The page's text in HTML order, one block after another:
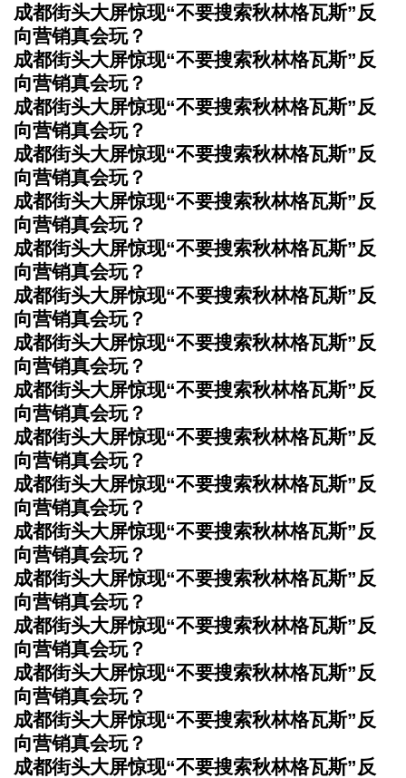
成都街头大屏惊现“不要搜索秋林格瓦斯”反
向营销真会玩？
成都街头大屏惊现“不要搜索秋林格瓦斯”反
向营销真会玩？
成都街头大屏惊现“不要搜索秋林格瓦斯”反
向营销真会玩？
成都街头大屏惊现“不要搜索秋林格瓦斯”反
向营销真会玩？
成都街头大屏惊现“不要搜索秋林格瓦斯”反
向营销真会玩？
成都街头大屏惊现“不要搜索秋林格瓦斯”反
向营销真会玩？
成都街头大屏惊现“不要搜索秋林格瓦斯”反
向营销真会玩？
成都街头大屏惊现“不要搜索秋林格瓦斯”反
向营销真会玩？
成都街头大屏惊现“不要搜索秋林格瓦斯”反
向营销真会玩？
成都街头大屏惊现“不要搜索秋林格瓦斯”反
向营销真会玩？
成都街头大屏惊现“不要搜索秋林格瓦斯”反
向营销真会玩？
成都街头大屏惊现“不要搜索秋林格瓦斯”反
向营销真会玩？
成都街头大屏惊现“不要搜索秋林格瓦斯”反
向营销真会玩？
成都街头大屏惊现“不要搜索秋林格瓦斯”反
向营销真会玩？
成都街头大屏惊现“不要搜索秋林格瓦斯”反
向营销真会玩？
成都街头大屏惊现“不要搜索秋林格瓦斯”反
向营销真会玩？
成都街头大屏惊现“不要搜索秋林格瓦斯”反